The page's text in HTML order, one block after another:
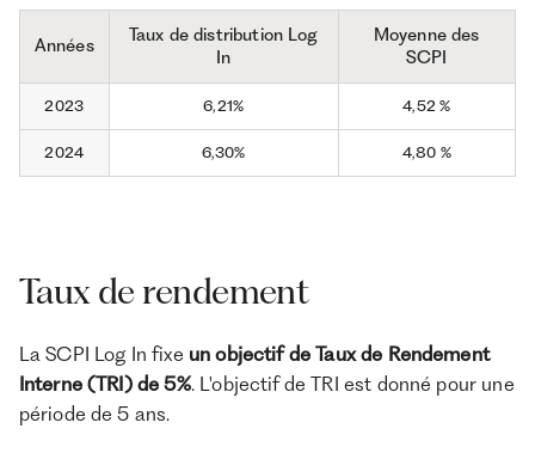
Années
Taux de distribution Log
In
Moyenne des
SCPI
2023 6,21% 4,52 %
2024 6,30% 4,80 %
Taux de rendement
La SCPI Log In fixe un objectif de Taux de Rendement
Interne (TRI) de 5%. L'objectif de TRI est donné pour une
période de 5 ans.